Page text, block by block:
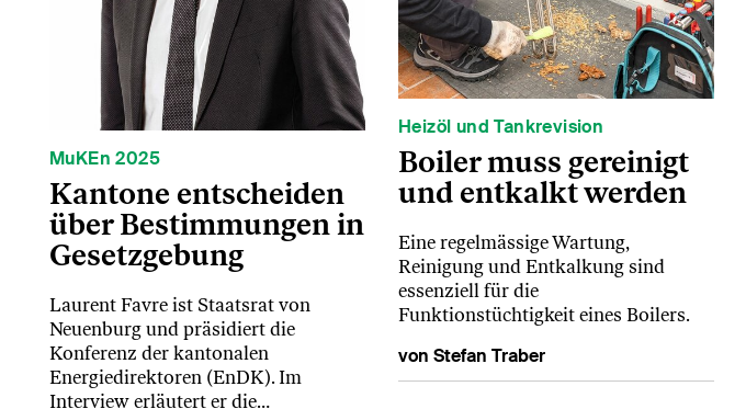
MuKEn 2025
Kantone entscheiden
über Bestimmungen in
Gesetzgebung
Laurent Favre ist Staatsrat von
Neuenburg und präsidiert die
Konferenz der kantonalen
Energiedirektoren (EnDK). Im
Interview erläutert er die…
Heizöl und Tankrevision
Boiler muss gereinigt
und entkalkt werden
Eine regelmässige Wartung,
Reinigung und Entkalkung sind
essenziell für die
Funktionstüchtigkeit eines Boilers.
von Stefan Traber